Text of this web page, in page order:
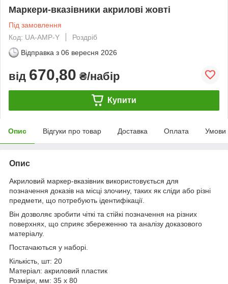
Маркери-вказівники акрилові жовті
Під замовлення
Код: UA-AMP-Y
Роздріб
Відправка з 06 вересня 2026
від 670,80 ₴/набір
Купити
Опис Відгуки про товар Доставка Оплата Умови
Опис
Акриловий маркер-вказівник використовується для
позначення доказів на місці злочину, таких як сліди або різні
предмети, що потребують ідентифікації.
Він дозволяє зробити чіткі та стійкі позначення на різних
поверхнях, що сприяє збереженню та аналізу доказового
матеріалу.
Постачаються у наборі.
Кількість, шт: 20
Матеріал: акриловий пластик
Розміри, мм: 35 х 80